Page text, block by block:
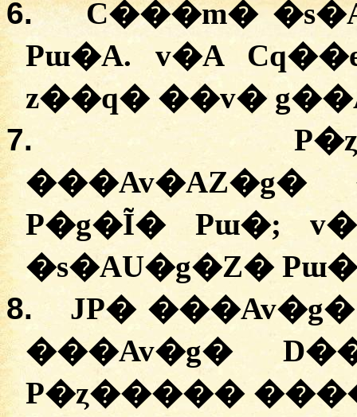
6.
C���m��
Pɯ�A. v�A
z��q���v�
7.
���Av�AZ�g�
P�g�Ĩ�Pɯ�;
�s�AU�g�Z�
8.
JP� ���Av�g�
���Av�g�
P�ȥ�����